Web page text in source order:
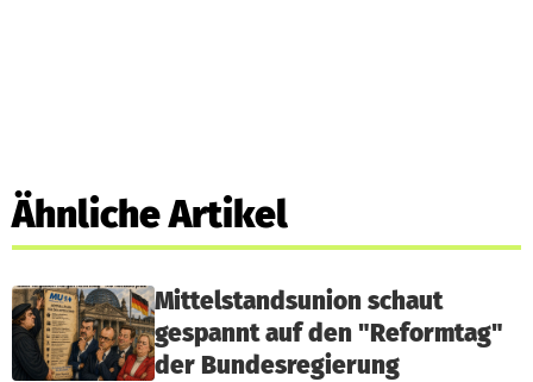
Ähnliche Artikel
Mittelstandsunion schaut
gespannt auf den "Reformtag"
der Bundesregierung